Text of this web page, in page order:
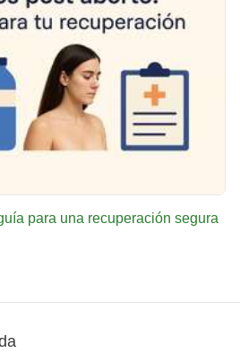
para una recuperación segura